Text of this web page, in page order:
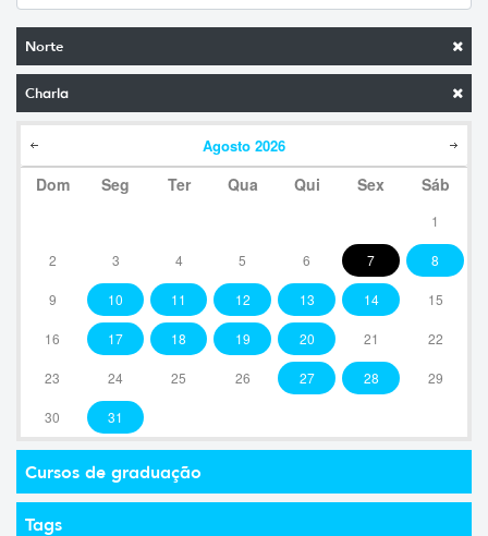
Norte
Charla
Agosto 2026
Dom Seg Ter Qua Qui Sex Sáb
1
2 3 4 5 6 7 8
9 10 11 12 13 14 15
16 17 18 19 20 21 22
23 24 25 26 27 28 29
30 31
Cursos de graduação
Tags